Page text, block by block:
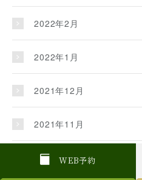
W EB予約
2022年2月
2022年1月
2021年12月
2021年11月
2021年10月